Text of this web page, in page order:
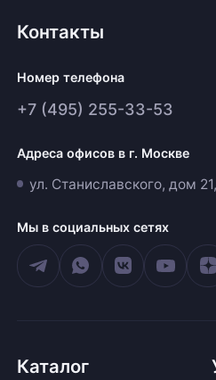
Контакты
Номер телефона
+7 (495) 255-33-53
Адреса офисов в г. Москве
ул. Станиславского, дом
Мы в социальных сетях
Каталог